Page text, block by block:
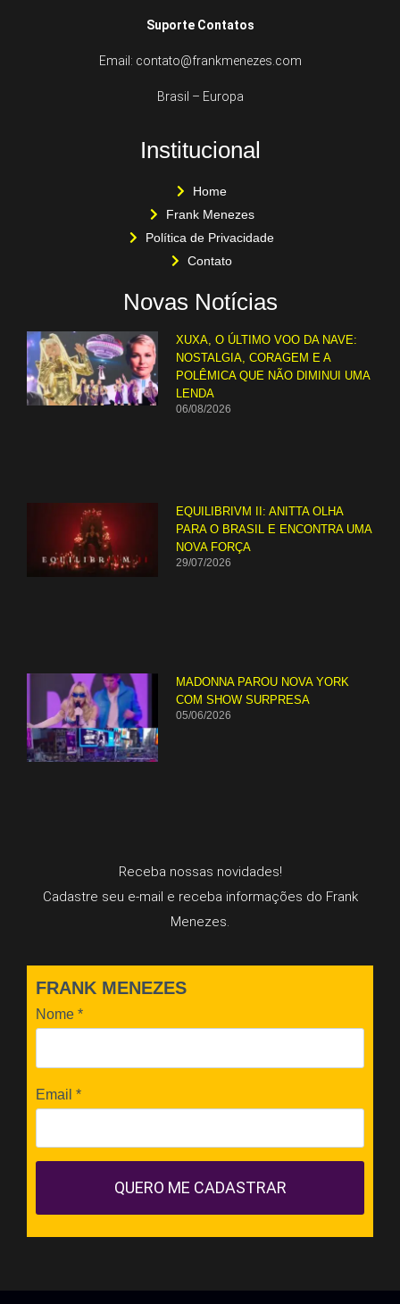
Suporte Contatos
Email: contato@frankmenezes.com
Brasil – Europa
Institucional
Home
Frank Menezes
Política de Privacidade
Contato
Novas Notícias
XUXA, O ÚLTIMO VOO DA NAVE:
NOSTALGIA, CORAGEM E A
POLÊMICA QUE NÃO DIMINUI UMA
LENDA
06/08/2026
EQUILIBRIVM II: ANITTA OLHA
PARA O BRASIL E ENCONTRA UMA
NOVA FORÇA
29/07/2026
MADONNA PAROU NOVA YORK
COM SHOW SURPRESA
05/06/2026
Receba nossas novidades!
Cadastre seu e-mail e receba informações do Frank
Menezes.
FRANK MENEZES
Nome *
Email *
QUERO ME CADASTRAR